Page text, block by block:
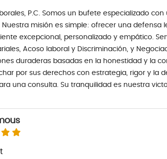
P.C. Somos un bufete especializado
Nuestra misión es simple: ofrecer una defensa
excepcional, personalizado y empático.
Acoso laboral y Discriminación, y
duraderas basadas en la honestidad y la
por sus derechos con estrategia, rigor y la
una consulta. Su tranquilidad es nuestra